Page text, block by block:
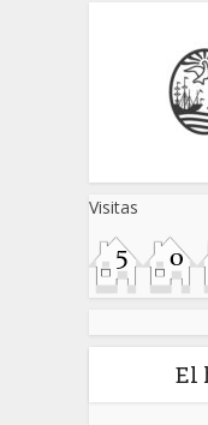
Visitas
El